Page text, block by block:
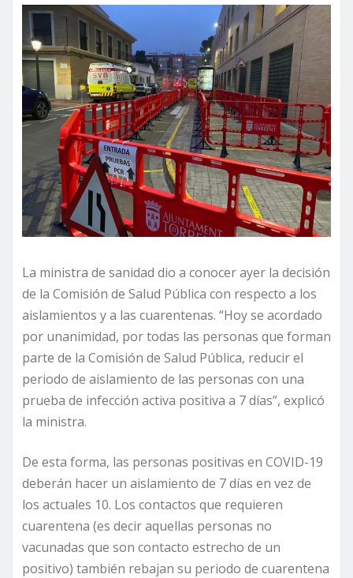
La ministra de sanidad dio a conocer ayer la decisión
de la Comisión de Salud Pública con respecto a los
aislamientos y a las cuarentenas. “Hoy se acordado
por unanimidad, por todas las personas que forman
parte de la Comisión de Salud Pública, reducir el
periodo de aislamiento de las personas con una
prueba de infección activa positiva a 7 días”, explicó
la ministra.
De esta forma, las personas positivas en COVID-19
deberán hacer un aislamiento de 7 días en vez de
los actuales 10. Los contactos que requieren
cuarentena (es decir aquellas personas no
vacunadas que son contacto estrecho de un
positivo) también rebajan su periodo de cuarentena